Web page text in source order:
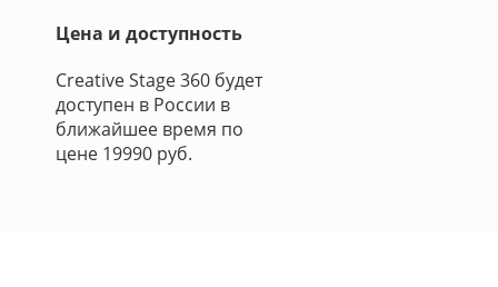
Цена и доступность
Creative Stage 360 будет
доступен в России в
ближайшее время по
цене 19990 руб.